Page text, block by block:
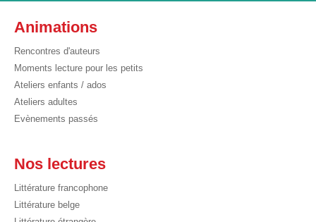
Animations
Rencontres d'auteurs
Moments lecture pour les petits
Ateliers enfants / ados
Ateliers adultes
Evènements passés
Nos lectures
Littérature francophone
Littérature belge